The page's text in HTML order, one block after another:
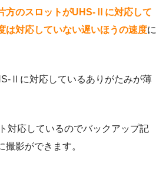
方のスロットがUHS-Ⅱに対応して
は対応していない遅いほうの速度に
Ⅱに対応しているありがたみが薄
対応しているのでバックアップ記
影ができます。